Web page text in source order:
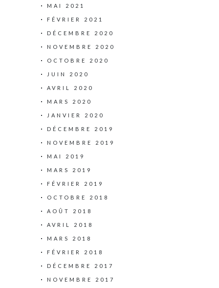
MAI 2021
FÉVRIER 2021
DÉCEMBRE 2020
NOVEMBRE 2020
OCTOBRE 2020
JUIN 2020
AVRIL 2020
MARS 2020
JANVIER 2020
DÉCEMBRE 2019
NOVEMBRE 2019
MAI 2019
MARS 2019
FÉVRIER 2019
OCTOBRE 2018
AOÛT 2018
AVRIL 2018
MARS 2018
FÉVRIER 2018
DÉCEMBRE 2017
NOVEMBRE 2017